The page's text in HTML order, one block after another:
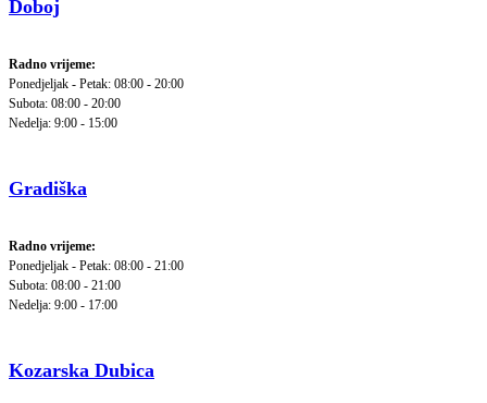
Doboj
Radno vrijeme:
Ponedjeljak - Petak: 08:00 - 20:00
Subota: 08:00 - 20:00
Nedelja: 9:00 - 15:00
Gradiška
Radno vrijeme:
Ponedjeljak - Petak: 08:00 - 21:00
Subota: 08:00 - 21:00
Nedelja: 9:00 - 17:00
Kozarska Dubica